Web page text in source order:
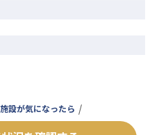
サポートに申し込む
設が気になったら